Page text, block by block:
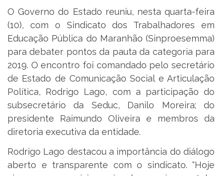
O Governo do Estado reuniu, nesta quarta-feira
(10), com o Sindicato dos Trabalhadores em
Educação Pública do Maranhão (Sinproesemma)
para debater pontos da pauta da categoria para
2019. O encontro foi comandado pelo secretário
de Estado de Comunicação Social e Articulação
Política, Rodrigo Lago, com a participação do
subsecretário da Seduc, Danilo Moreira; do
presidente Raimundo Oliveira e membros da
diretoria executiva da entidade.
Rodrigo Lago destacou a importância do diálogo
aberto e transparente com o sindicato. “Hoje